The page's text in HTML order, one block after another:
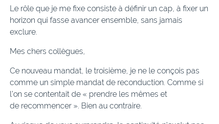
Le rôle que je me fixe consiste à définir un cap, à fixer un
horizon qui fasse avancer ensemble, sans jamais
exclure.
Mes chers collègues,
Ce nouveau mandat, le troisième, je ne le conçois pas
comme un simple mandat de reconduction. Comme si
l’on se contentait de « prendre les mêmes et
de recommencer ». Bien au contraire.